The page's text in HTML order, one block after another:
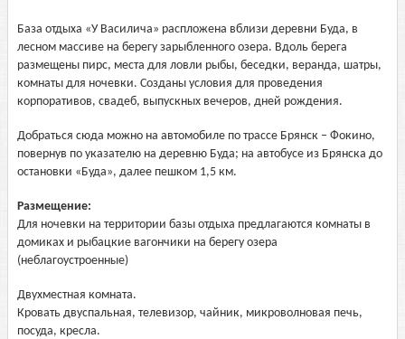
База отдыха «У Василича» распложена вблизи деревни Буда, в
лесном массиве на берегу зарыбленного озера. Вдоль берега
размещены пирс, места для ловли рыбы, беседки, веранда, шатры,
комнаты для ночевки. Созданы условия для проведения
корпоративов, свадеб, выпускных вечеров, дней рождения.
Добраться сюда можно на автомобиле по трассе Брянск – Фокино,
повернув по указателю на деревню Буда; на автобусе из Брянска до
остановки «Буда», далее пешком 1,5 км.
Размещение:
Для ночевки на территории базы отдыха предлагаются комнаты в
домиках и рыбацкие вагончики на берегу озера
(неблагоустроенные)
Двухместная комната.
Кровать двуспальная, телевизор, чайник, микроволновая печь,
посуда, кресла.